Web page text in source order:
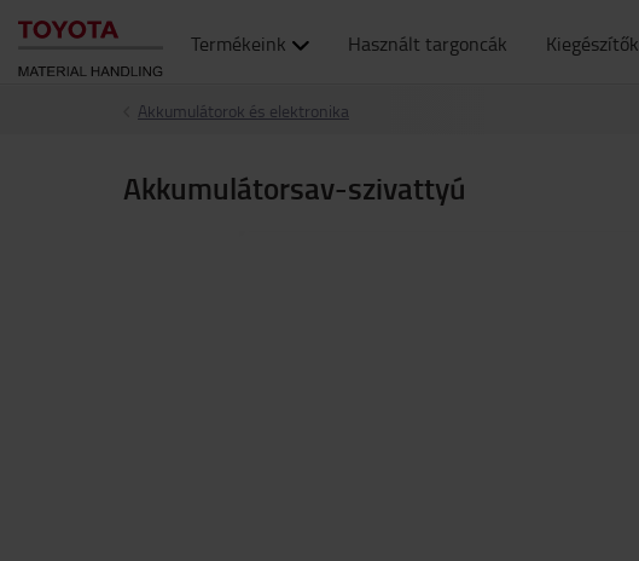
Termékeink Használt targoncák Kiegészítők
Akkumulátorok és elektronika
Akkumulátorsav-szivattyú